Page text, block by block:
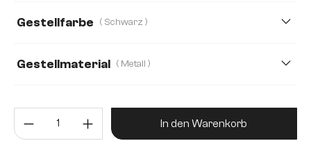
Mikrofaser/Bouclé Strukturstoff Soft
Webstoff Soft
Gestellfarbe ( Schwarz )
Gestellmaterial ( Metall )
Eiche Holz Produkt Anzahl: Gib den
In den Warenkorb